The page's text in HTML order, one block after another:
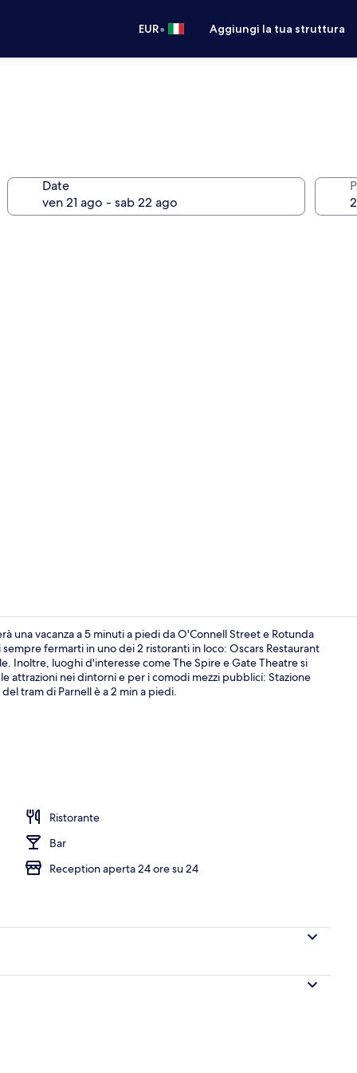
EUR• Aggiungi la tua struttura
Date
Biancheria
una vacanza a 5 minuti a piedi da O'Connell Street e Rotunda
fermarti in uno dei 2 ristoranti in loco: Oscars Restaurant
Inoltre, luoghi d'interesse come The Spire e Gate Theatre si
attrazioni nei dintorni e per i comodi mezzi pubblici: Stazione
tram di Parnell è a 2 min a piedi.
Ristorante
Bar
Reception aperta 24 ore su 24